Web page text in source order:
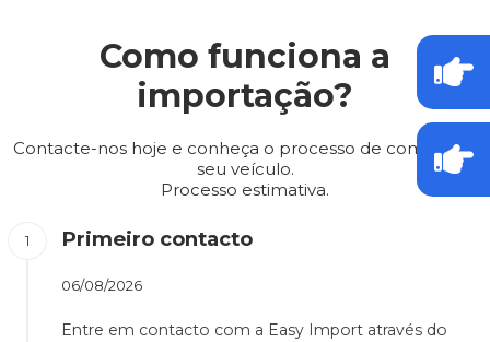
Como funciona a
importação?
Contacte-nos hoje e conheça o processo de compra do
seu veículo.
Processo estimativa.
Primeiro contacto
06/08/2026
Entre em contacto com a Easy Import através do